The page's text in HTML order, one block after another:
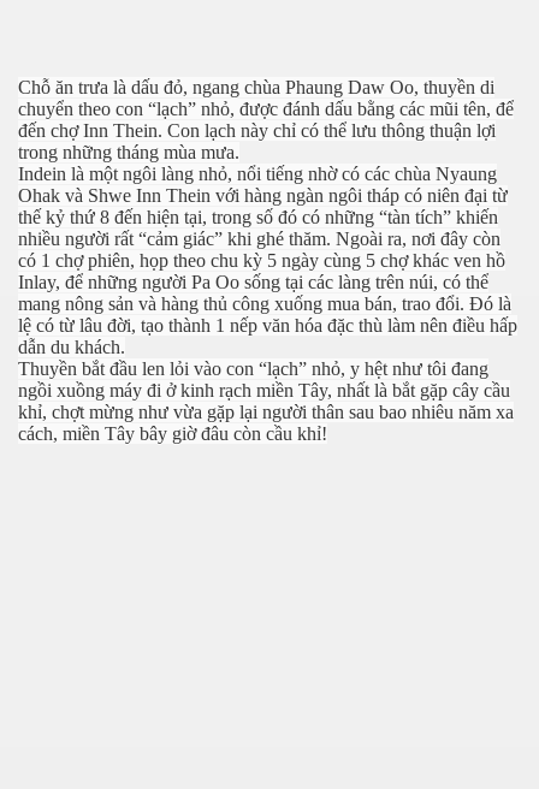
Chỗ ăn trưa là dấu đỏ, ngang chùa Phaung Daw Oo, thuyền di
chuyển theo con “lạch” nhỏ, được đánh dấu bằng các mũi tên, để
đến chợ Inn Thein. Con lạch này chỉ có thể lưu thông thuận lợi
trong những tháng mùa mưa.
Indein là một ngôi làng nhỏ, nổi tiếng nhờ có các chùa Nyaung
Ohak và Shwe Inn Thein với hàng ngàn ngôi tháp có niên đại từ
thế kỷ thứ 8 đến hiện tại, trong số đó có những “tàn tích” khiến
nhiều người rất “cảm giác” khi ghé thăm. Ngoài ra, nơi đây còn
có 1 chợ phiên, họp theo chu kỳ 5 ngày cùng 5 chợ khác ven hồ
Inlay, để những người Pa Oo sống tại các làng trên núi, có thể
mang nông sản và hàng thủ công xuống mua bán, trao đổi. Đó là
lệ có từ lâu đời, tạo thành 1 nếp văn hóa đặc thù làm nên điều hấp
dẫn du khách.
Thuyền bắt đầu len lỏi vào con “lạch” nhỏ, y hệt như tôi đang
ngồi xuồng máy đi ở kinh rạch miền Tây, nhất là bắt gặp cây cầu
khỉ, chợt mừng như vừa gặp lại người thân sau bao nhiêu năm xa
cách, miền Tây bây giờ đâu còn cầu khỉ!